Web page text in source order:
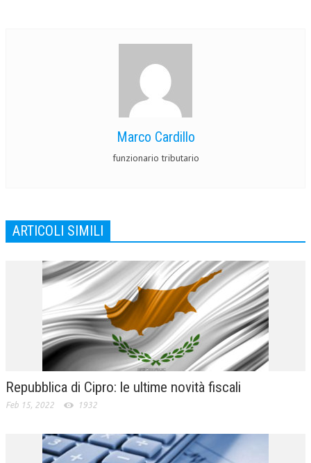
Marco Cardillo
funzionario tributario
ARTICOLI SIMILI
Repubblica di Cipro: le ultime novità fiscali
Feb 15, 2022 1932